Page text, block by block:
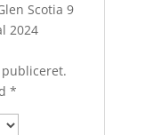
Scotia 9
2024
*